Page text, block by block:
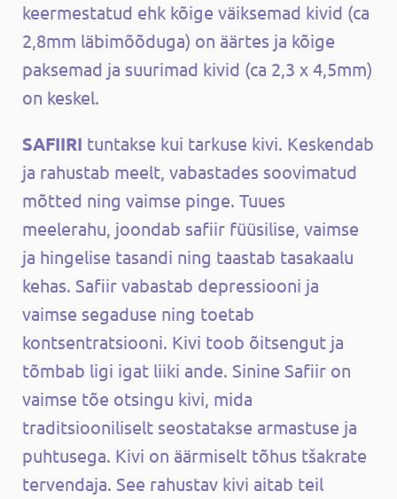
keermestatud ehk kõige väiksemad kivid (ca
2,8mm läbimõõduga) on äärtes ja kõige
paksemad ja suurimad kivid (ca 2,3 x 4,5mm)
on keskel.
SAFIIRI tuntakse kui tarkuse kivi. Keskendab
ja rahustab meelt, vabastades soovimatud
mõtted ning vaimse pinge. Tuues
meelerahu, joondab safiir füüsilise, vaimse
ja hingelise tasandi ning taastab tasakaalu
kehas. Safiir vabastab depressiooni ja
vaimse segaduse ning toetab
kontsentratsiooni. Kivi toob õitsengut ja
tõmbab ligi igat liiki ande. Sinine Safiir on
vaimse tõe otsingu kivi, mida
traditsiooniliselt seostatakse armastuse ja
puhtusega. Kivi on äärmiselt tõhus tšakrate
tervendaja. See rahustav kivi aitab teil